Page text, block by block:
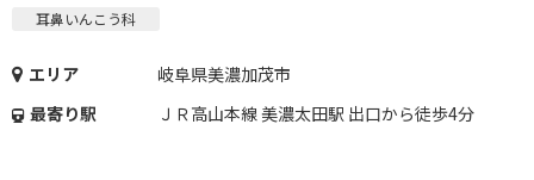
耳鼻いんこう科
エリア
岐阜県美濃加茂市
最寄り駅
ＪＲ高山本線 美濃太田駅 出口から徒歩4分